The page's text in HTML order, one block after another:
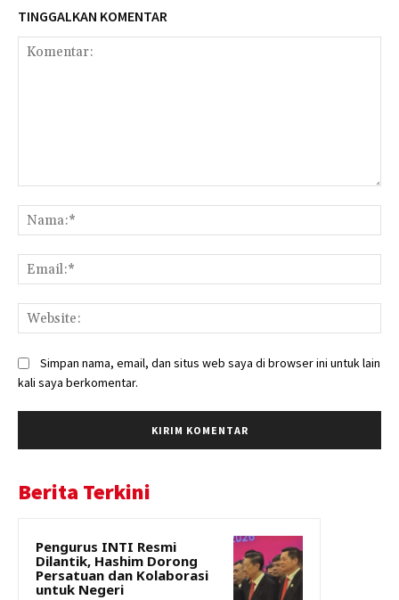
TINGGALKAN KOMENTAR
Simpan nama, email, dan situs web saya di browser ini untuk lain
kali saya berkomentar.
Berita Terkini
Pengurus INTI Resmi
Dilantik, Hashim Dorong
Persatuan dan Kolaborasi
untuk Negeri